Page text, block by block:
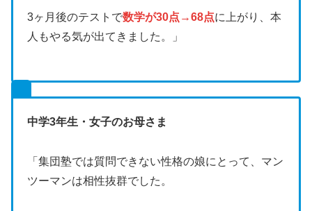
3ヶ月後のテストで数学が30点→68点に上がり、本
人もやる気が出てきました。」
中学3年生・女子のお母さま
「集団塾では質問できない性格の娘にとって、マン
ツーマンは相性抜群でした。